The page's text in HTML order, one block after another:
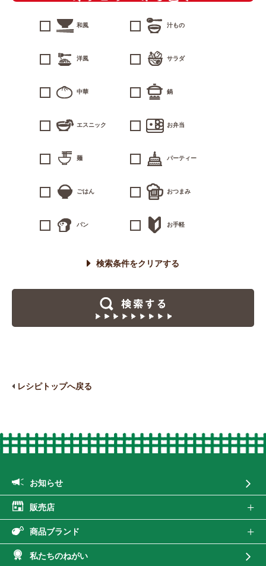
和風
洋風
中華
エスニック
麺
ごはん
パン
汁もの
サラダ
鍋
お弁当
パーティー
おつまみ
お手軽
検索条件をクリアする
レシピトップへ戻る
お知らせ
販売店
商品ブランド
私たちのねがい